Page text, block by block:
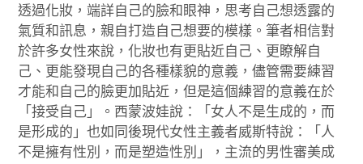
透過化妝，端詳自己的臉和眼神，思考自己想透露的
氣質和訊息，親自打造自己想要的模樣。筆者相信對
於許多女性來說，化妝也有更貼近自己、更瞭解自
己、更能發現自己的各種樣貌的意義，儘管需要練習
才能和自己的臉更加貼近，但是這個練習的意義在於
「接受自己」。西蒙波娃說：「女人不是生成的，而
是形成的」也如同後現代女性主義者威斯特說：「人
不是擁有性別，而是塑造性別」，主流的男性審美成